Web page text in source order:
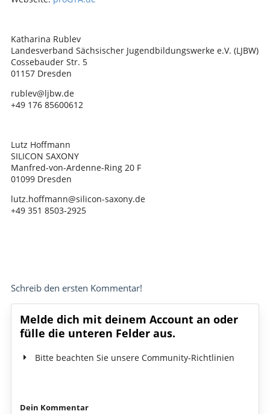
Katharina Rublev
Landesverband Sächsischer Jugendbildungswerke e.V. (LJBW)
Cossebauder Str. 5
01157 Dresden
rublev@ljbw.de
+49 176 85600612
Lutz Hoffmann
SILICON SAXONY
Manfred-von-Ardenne-Ring 20 F
01099 Dresden
lutz.hoffmann@silicon-saxony.de
+49 351 8503-2925
Schreib den ersten Kommentar!
Melde dich mit deinem Account an oder
fülle die unteren Felder aus.
Bitte beachten Sie unsere Community-Richtlinien
Dein Kommentar